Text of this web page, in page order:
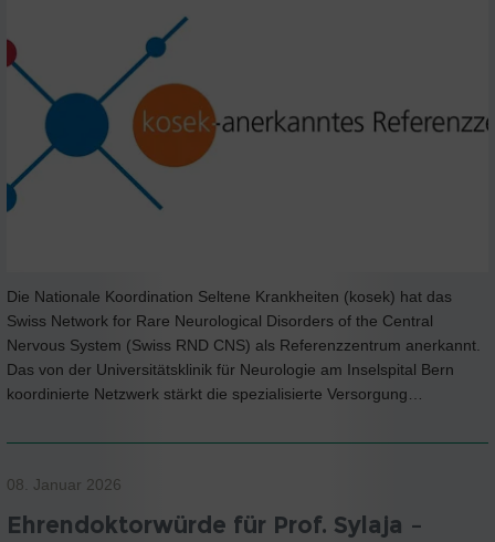
Die Nationale Koordination Seltene Krankheiten (kosek) hat das
Swiss Network for Rare Neurological Disorders of the Central
Nervous System (Swiss RND CNS) als Referenzzentrum anerkannt.
Das von der Universitätsklinik für Neurologie am Inselspital Bern
koordinierte Netzwerk stärkt die spezialisierte Versorgung…
08. Januar 2026
Ehrendoktorwürde für Prof. Sylaja –